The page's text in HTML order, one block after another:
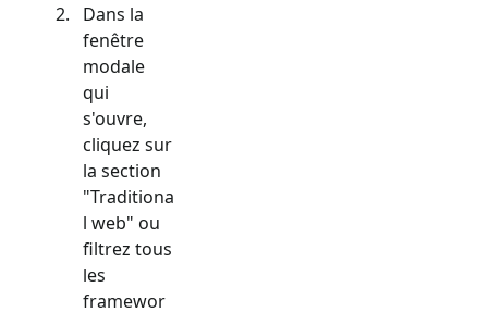
Dans la
fenêtre
modale
qui
s'ouvre,
cliquez sur
la section
"Traditiona
l web" ou
filtrez tous
les
framewor